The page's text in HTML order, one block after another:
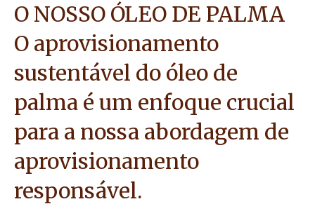
O NOSSO ÓLEO DE PALMA
O aprovisionamento
sustentável do óleo de
palma é um enfoque crucial
para a nossa abordagem de
aprovisionamento
responsável.